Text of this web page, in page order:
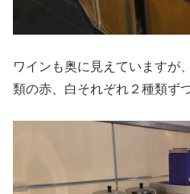
ワインも奥に見えていますが
類の赤、白それぞれ２種類ず